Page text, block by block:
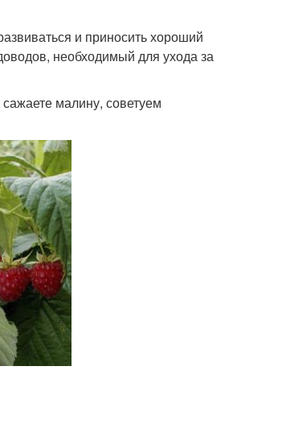
и приносить хороший
необходимый для ухода за
малину, советуем